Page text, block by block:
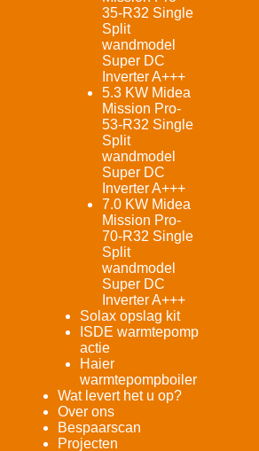
35-R32 Single
Split
wandmodel
Super DC
Inverter A+++
5.3 KW Midea
Mission Pro-
53-R32 Single
Split
wandmodel
Super DC
Inverter A+++
7.0 KW Midea
Mission Pro-
70-R32 Single
Split
wandmodel
Super DC
Inverter A+++
Solax opslag kit
ISDE warmtepomp
actie
Haier
warmtepompboiler
Wat levert het u op?
Over ons
Bespaarscan
Projecten